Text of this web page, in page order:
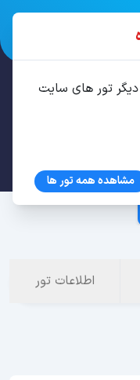
اطلاعات تور
تور های سایت
مشاهده همه تور ها